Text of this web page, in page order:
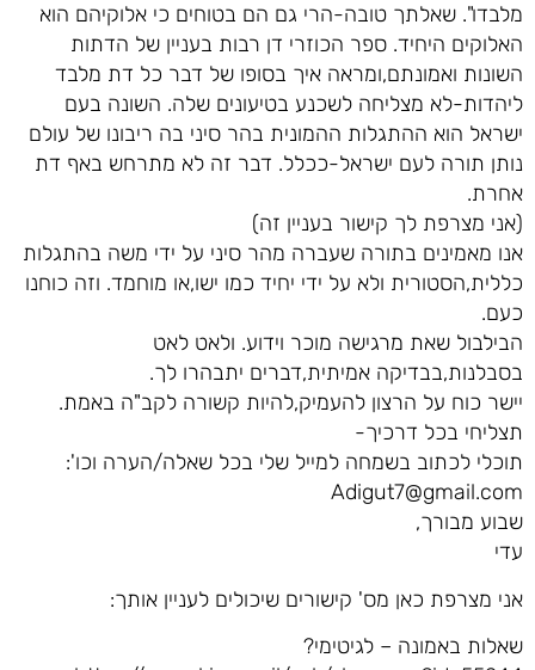
מלבדו". שאלתך טובה-הרי גם הם בטוחים כי אלוקיהם הוא
האלוקים היחיד. ספר הכוזרי דן רבות בעניין של הדתות
השונות ואמונתם,ומראה איך בסופו של דבר כל דת מלבד
ליהדות-לא מצליחה לשכנע בטיעונים שלה. השונה בעם
ישראל הוא ההתגלות ההמונית בהר סיני בה ריבונו של עולם
נותן תורה לעם ישראל-ככלל. דבר זה לא מתרחש באף דת
אחרת.
(אני מצרפת לך קישור בעניין זה)
אנו מאמינים בתורה שעברה מהר סיני על ידי משה בהתגלות
כללית,הסטורית ולא על ידי יחיד כמו ישו,או מוחמד. וזה כוחנו
כעם.
הבילבול שאת מרגישה מוכר וידוע. ולאט לאט
בסבלנות,בבדיקה אמיתית,דברים יתבהרו לך.
יישר כוח על הרצון להעמיק,להיות קשורה לקב"ה באמת.
תצליחי בכל דרכיך-
תוכלי לכתוב בשמחה למייל שלי בכל שאלה/הערה וכו':
Adigut7@gmail.com
שבוע מבורך,
עדי
אני מצרפת כאן מס' קישורים שיכולים לעניין אותך:
שאלות באמונה – לגיטימי?